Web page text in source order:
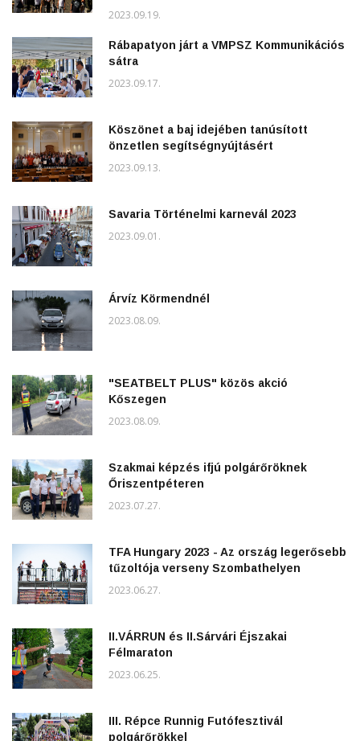
2023.09.19.
Rábapatyon járt a VMPSZ Kommunikációs
sátra
2023.09.17.
Köszönet a baj idejében tanúsított
önzetlen segítségnyújtásért
2023.09.13.
Savaria Történelmi karnevál 2023
2023.09.01.
Árvíz Körmendnél
2023.08.09.
"SEATBELT PLUS" közös akció
Kőszegen
2023.08.09.
Szakmai képzés ifjú polgárőröknek
Őriszentpéteren
2023.07.27.
TFA Hungary 2023 - Az ország legerősebb
tűzoltója verseny Szombathelyen
2023.06.27.
II.VÁRRUN és II.Sárvári Éjszakai
Félmaraton
2023.06.25.
III. Répce Runnig Futófesztivál
polgárőrökkel